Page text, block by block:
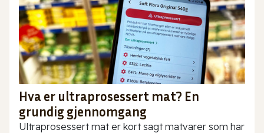
Hva er ultraprosessert mat? En
grundig gjennomgang
Ultraprosessert mat er kort sagt matvarer som har